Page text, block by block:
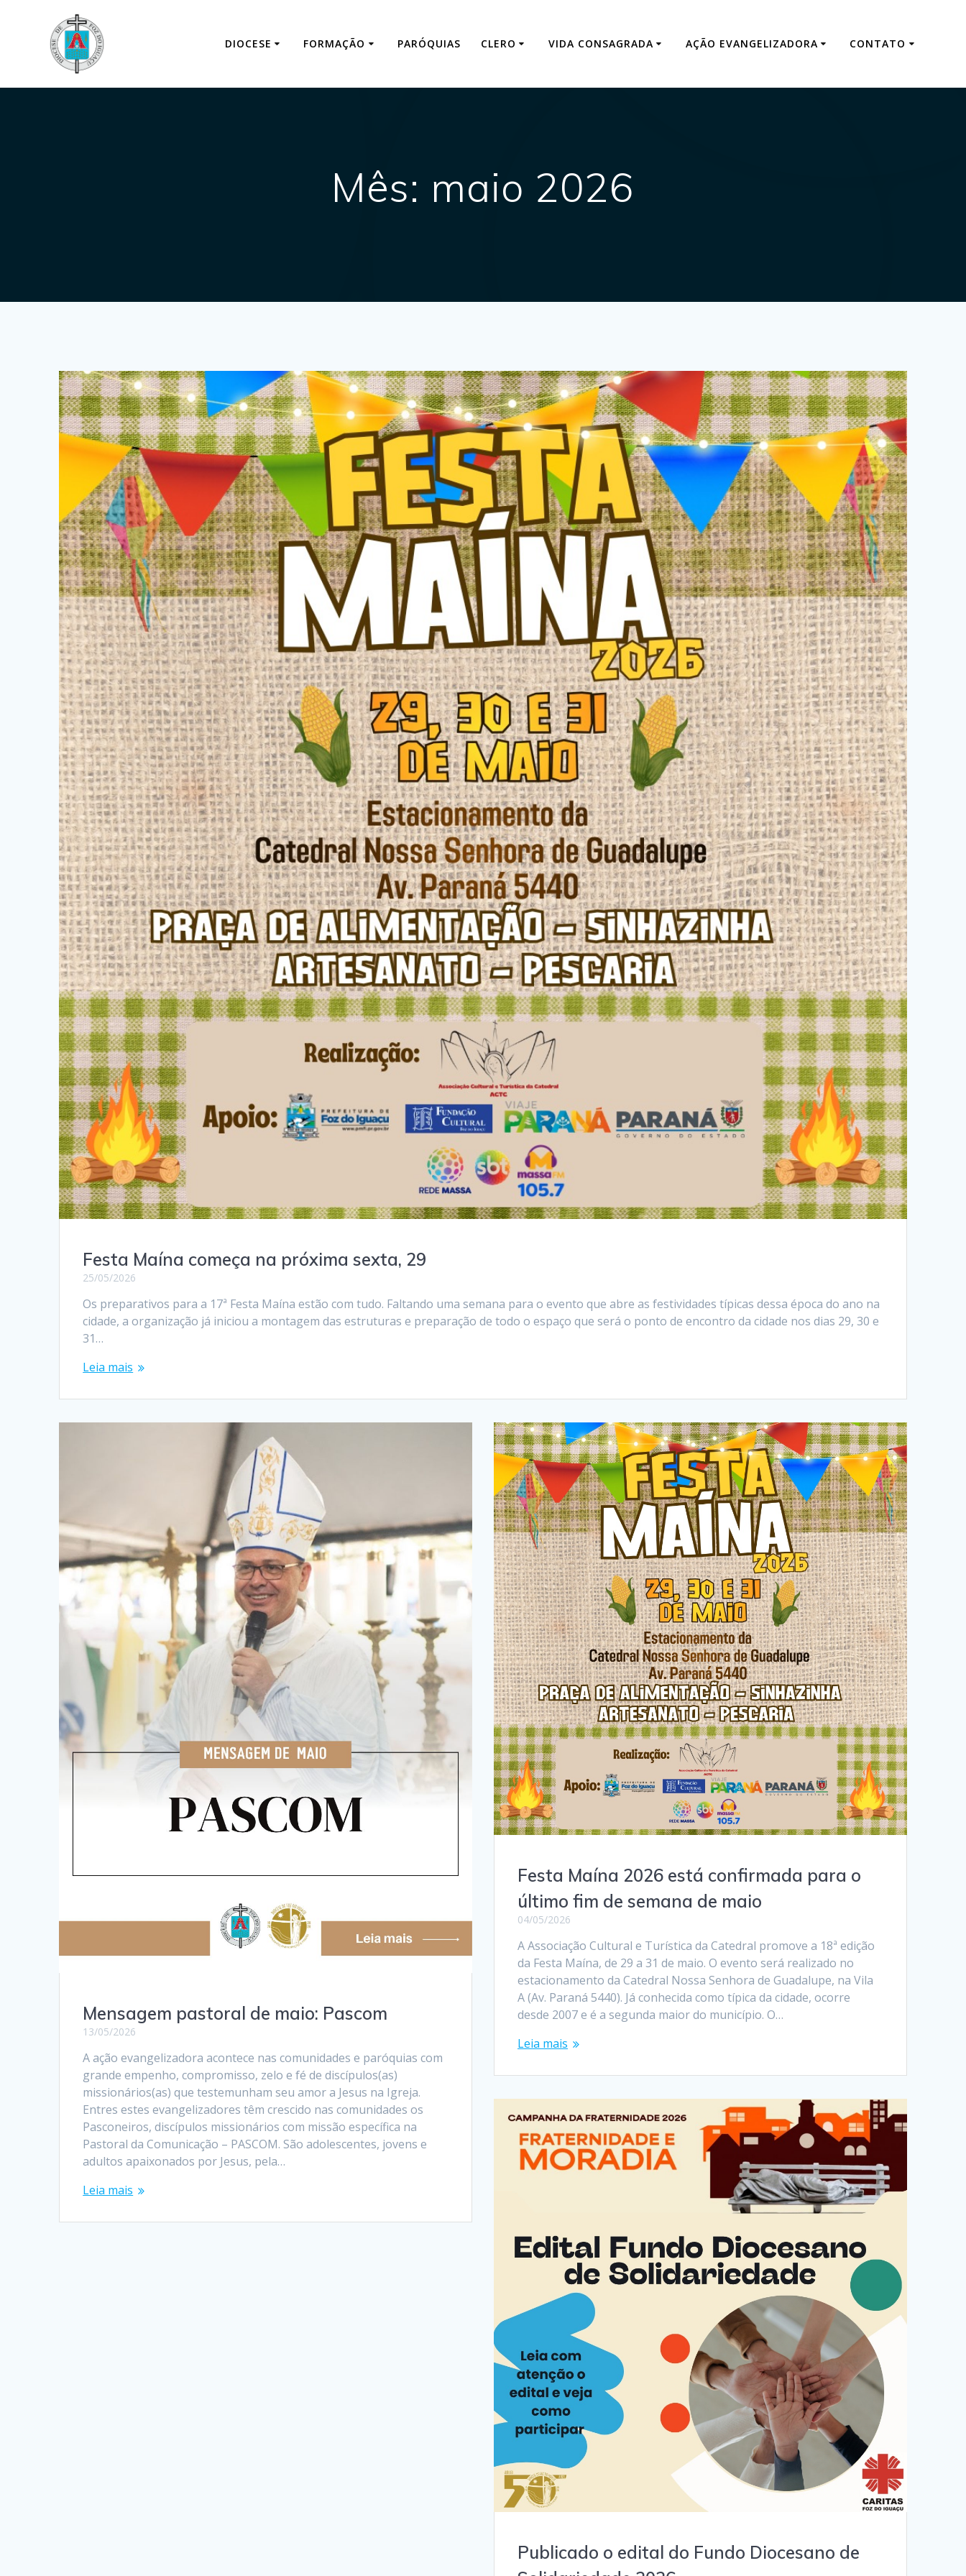
DIOCESE FORMAÇÃO PARÓQUIAS CLERO VIDA CONSAGRADA AÇÃO EVANGELIZADORA CONTATO
Mês: maio 2026
Festa Maína começa na próxima sexta, 29
25/05/2026
Os preparativos para a 17ª Festa Maína estão com tudo. Faltando uma semana para o evento que abre as festividades típicas dessa época do ano na
cidade, a organização já iniciou a montagem das estruturas e preparação de todo o espaço que será o ponto de encontro da cidade nos dias 29, 30 e
31…
Leia mais
Mensagem pastoral de maio: Pascom
13/05/2026
A ação evangelizadora acontece nas comunidades e paróquias com
grande empenho, compromisso, zelo e fé de discípulos(as)
missionários(as) que testemunham seu amor a Jesus na Igreja.
Entres estes evangelizadores têm crescido nas comunidades os
Pasconeiros, discípulos missionários com missão específica na
Pastoral da Comunicação – PASCOM. São adolescentes, jovens e
adultos apaixonados por Jesus, pela…
Leia mais
Festa Maína 2026 está confirmada para o
último fim de semana de maio
04/05/2026
A Associação Cultural e Turística da Catedral promove a 18ª edição
da Festa Maína, de 29 a 31 de maio. O evento será realizado no
estacionamento da Catedral Nossa Senhora de Guadalupe, na Vila
A (Av. Paraná 5440). Já conhecida como típica da cidade, ocorre
desde 2007 e é a segunda maior do município. O…
Leia mais
Publicado o edital do Fundo Diocesano de